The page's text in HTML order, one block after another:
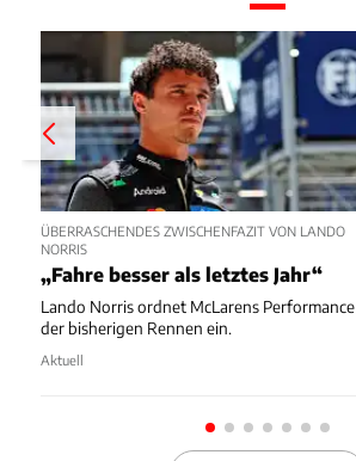
ÜBERRASCHENDES ZWISCHENFAZIT VON LANDO
NORRIS
„Fahre besser als letztes Jahr“
Lando Norris ordnet McLarens Performance
der bisherigen Rennen ein.
Aktuell